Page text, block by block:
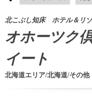
北こぶし知床 ホテル＆リ
オホーツク
イート
北海道エリア/北海道/その他